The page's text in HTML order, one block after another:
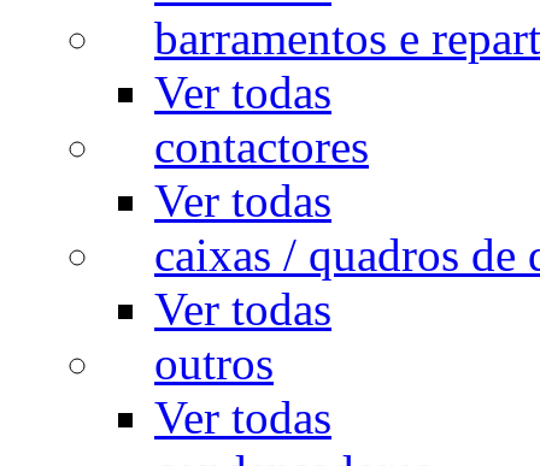
barramentos e
Ver todas
contactores
Ver todas
caixas / quadros de
Ver todas
outros
Ver todas